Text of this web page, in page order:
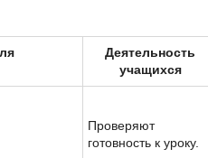
Деятельность
учащихся
Проверяют
готовность к уроку.